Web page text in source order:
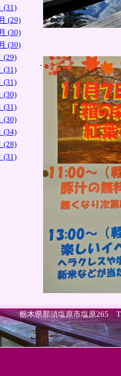
(31)
(29)
(30)
(30)
(29)
(31)
(31)
(30)
(31)
(30)
(34)
(28)
(31)
栃木県那須塩原市塩原265